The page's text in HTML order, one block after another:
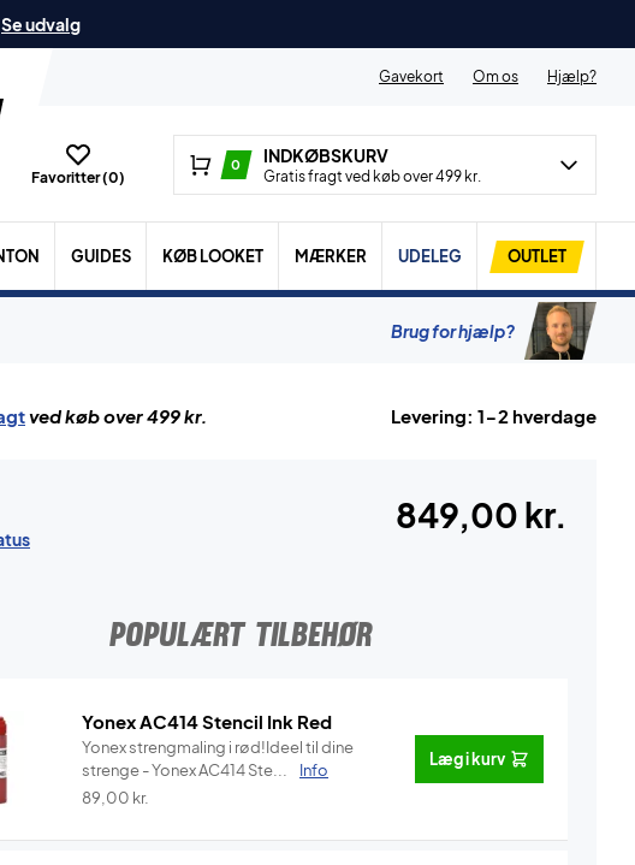
Se udvalg
Gavekort Om os Hjælp?
Favoritter (0)
0 INDKØBSKURV
Gratis fragt ved køb over 499 kr.
GUIDES KØB LOOKET MÆRKER UDELEG OUTLET
Brug for hjælp?
ved køb over 499 kr. Levering: 1-2 hverdage
849,00 kr.
POPULÆRT TILBEHØR
Yonex AC414 Stencil Ink Red
Yonex strengmaling i rød!Ideel til dine
strenge - Yonex AC414 Ste...
Info
89,00 kr.
Læg i kurv